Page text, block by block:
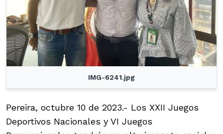
IMG-6241.jpg
Pereira, octubre 10 de 2023.- Los XXII Juegos
Deportivos Nacionales y VI Juegos